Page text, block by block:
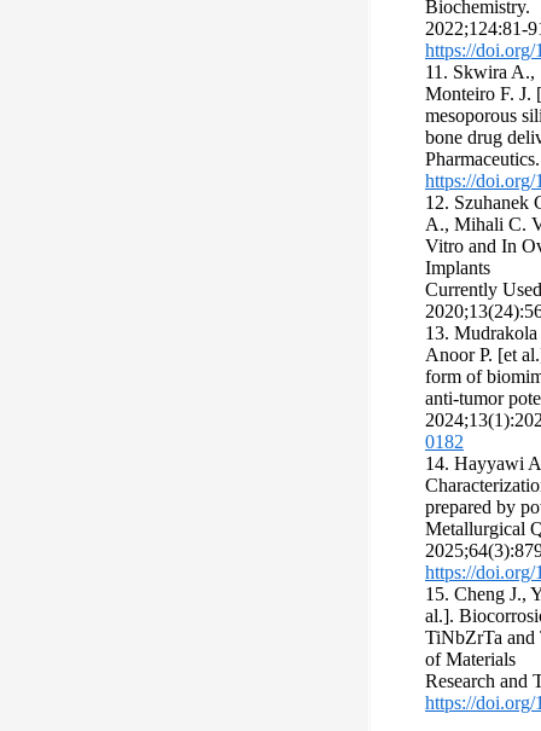
Biochemistry.
2022;124:81-
https://
11. Skwira A.,
Monteiro F. J.
mesoporous
bone drug
https://
12. Szuhanek
A., Mihali C.
Vitro and In
Implants
Currently
13.
Anoor P. [et
form of
anti-tumor
0182
14. Hayyawi
prepared by
Metallurgical
https://doi.org/
15. Cheng J.,
al.].
TiNbZrTa and
of Materials
Research and
https://